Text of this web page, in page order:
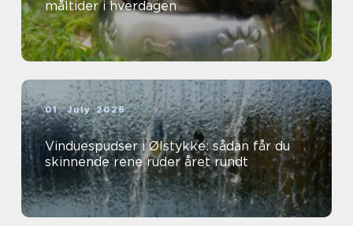
måltider i hverdagen
01. July 2026
Vinduespudser i Ølstykke: sådan får du
skinnende rene ruder året rundt